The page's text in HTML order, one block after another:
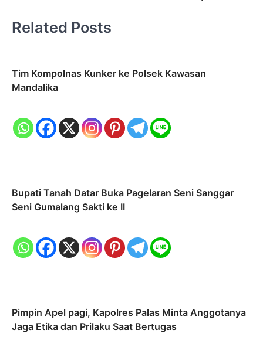
Related Posts
Tim Kompolnas Kunker ke Polsek Kawasan
Mandalika
Bupati Tanah Datar Buka Pagelaran Seni Sanggar
Seni Gumalang Sakti ke II
Pimpin Apel pagi, Kapolres Palas Minta Anggotanya
Jaga Etika dan Prilaku Saat Bertugas